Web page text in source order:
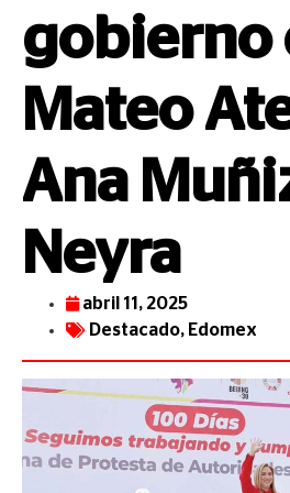
gobierno
Mateo
Ana
Neyra
abril 11, 2025
Destacado, Edomex